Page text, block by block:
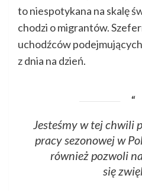
to niespotykana na skalę
chodzi o migrantów.
uchodźców
z dnia na dzień.
Jesteśmy w tej chwili
pracy sezonowej w
również pozwoli
się